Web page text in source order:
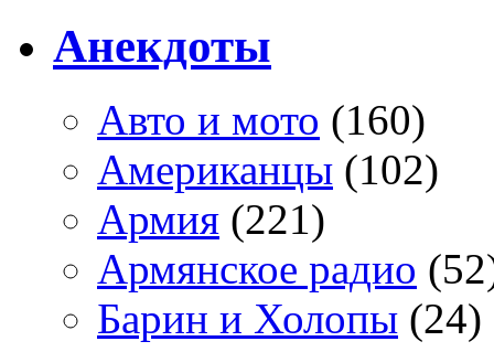
Анекдоты
Авто и мото (160)
Американцы (102)
Армия (221)
Армянское радио
Барин и Холопы (24)